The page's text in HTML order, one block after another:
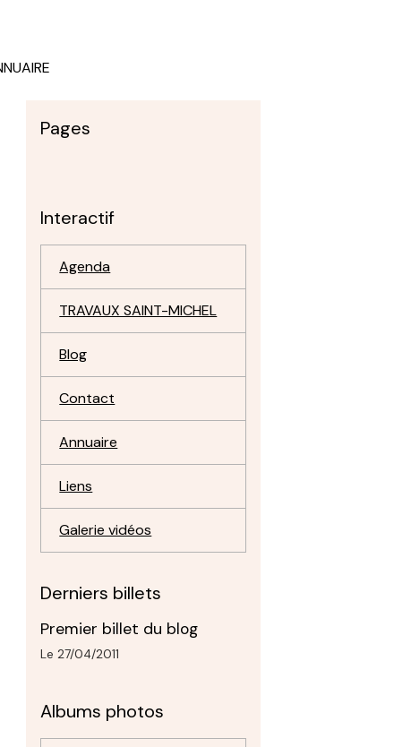
Pages
Interactif
Agenda
TRAVAUX SAINT-MICHEL
Blog
Contact
Annuaire
Liens
Galerie vidéos
Derniers billets
Premier billet du blog
Le 27/04/2011
Albums photos